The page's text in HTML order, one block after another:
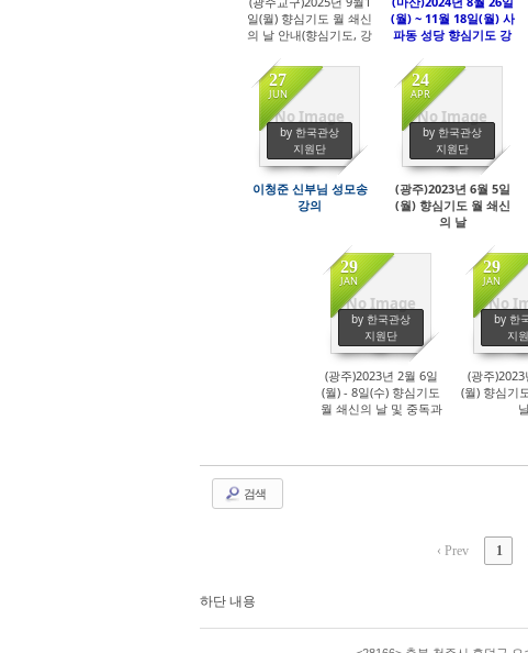
일(월) 향심기도 월 쇄신
의 날 안내(향심기도, 강
(월) ~ 11월 18일(월) 사
파동 성당 향심기도 강
월요일 저녁반/토요반 )
No Image
27
JUN
by 한국관상
지원단
489
이청준 신부님 성모송
강의
No Image
24
APR
by 한국관상
지원단
443
(광주)2023년 6월 5일
(월) 향심기도 월 쇄신
의 날
No Image
29
JAN
by 한국관상
지원단
427
(광주)2023년 2월 6일
(월) - 8일(수) 향심기도
월 쇄신의 날 및 중독과
No
29
JAN
by 한
지
(광주
(월) 향심기
검색
‹ Prev 1
하단 내용